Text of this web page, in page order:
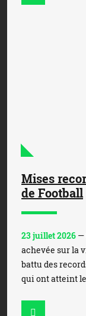
Mises
de Football
23 juillet 2026 —
achevée sur la
battu des
qui ont atteint